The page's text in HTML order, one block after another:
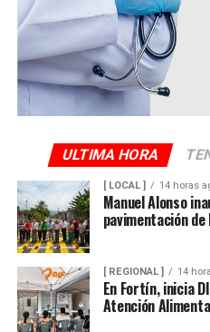
La unidad involucrada fue
disposición de la autoridad
carpeta de investigación
al conductor y determinar
Las maniobras periciales
circulación en ese sector del
varios minutos, generando
vehicular.
ULTIMA HORA
[ LOCAL ] 14 horas
Manuel Alonso
pavimentación
[ REGIONAL ] 14
En Fortín, inicia
Atención